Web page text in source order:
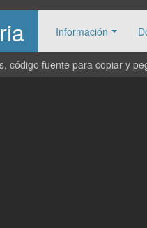
Información
código fuente para copiar y